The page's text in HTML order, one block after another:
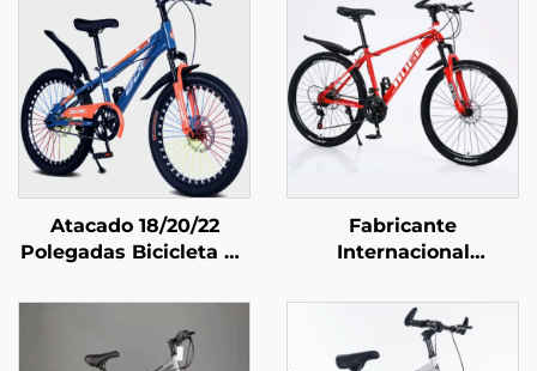
Atacado 18/20/22
Polegadas Bicicleta de
Meninos e Meninas
com Freio a Disco 16
Polegadas Bicicleta
Fabricante
Internacional
de Montanha Off-Road
para Estudantes,
Bicicleta de Estrada